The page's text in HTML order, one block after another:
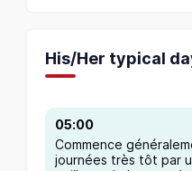
His/Her typical
05:00
Commence
journées très tôt par